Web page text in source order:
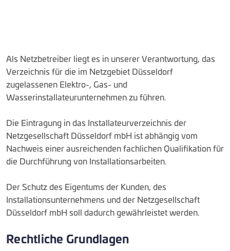
Als Netzbetreiber liegt es in unserer Verantwortung, das
Verzeichnis für die im Netzgebiet Düsseldorf
zugelassenen Elektro-, Gas- und
Wasserinstallateurunternehmen zu führen.
Die Eintragung in das Installateurverzeichnis der
Netzgesellschaft Düsseldorf mbH ist abhängig vom
Nachweis einer ausreichenden fachlichen Qualifikation für
die Durchführung von Installationsarbeiten.
Der Schutz des Eigentums der Kunden, des
Installationsunternehmens und der Netzgesellschaft
Düsseldorf mbH soll dadurch gewährleistet werden.
Rechtliche Grundlagen